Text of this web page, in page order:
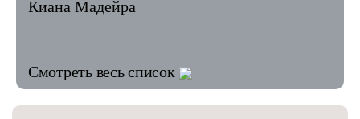
Киана Мадейра
Смотреть весь список